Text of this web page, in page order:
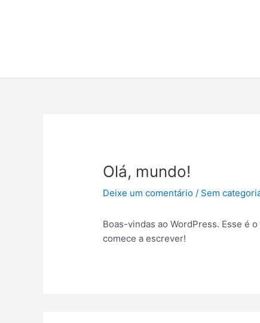
Olá, mundo!
Deixe um comentário / Sem
Boas-vindas ao WordPress. Esse é
comece a escrever!